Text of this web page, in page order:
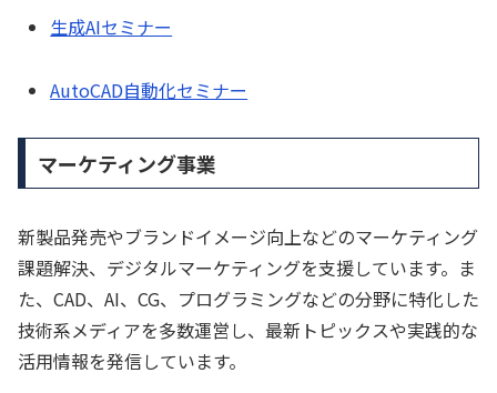
生成AIセミナー
AutoCAD自動化セミナー
マーケティング事業
新製品発売やブランドイメージ向上などのマーケティング
課題解決、デジタルマーケティングを支援しています。ま
た、CAD、AI、CG、プログラミングなどの分野に特化した
技術系メディアを多数運営し、最新トピックスや実践的な
活用情報を発信しています。